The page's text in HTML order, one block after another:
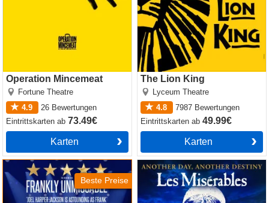
Operation Mincemeat
Fortune Theatre
4.9
26 Bewertungen
Eintrittskartenab 73.49€
Karten
The Lion King
Lyceum Theatre
4.8
7987 Bewertungen
Eintrittskartenab49.99€
Karten
Beste Preise
Sinatra the Musical Les Miserables